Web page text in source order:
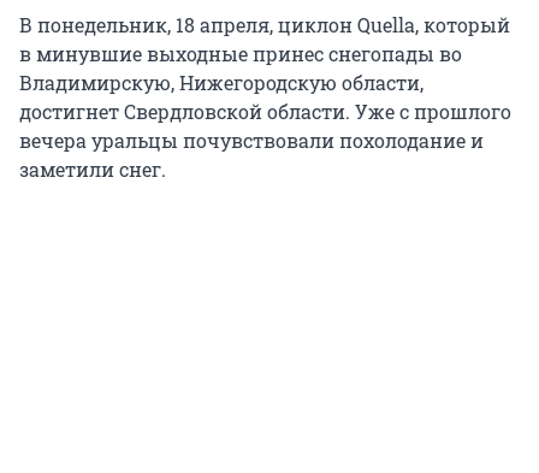
В понедельник, 18 апреля, циклон Quella, который
в минувшие выходные принес снегопады во
Владимирскую, Нижегородскую области,
достигнет Свердловской области. Уже с прошлого
вечера уральцы почувствовали похолодание и
заметили снег.